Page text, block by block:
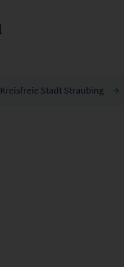
Kreisfreie Stadt Straubing